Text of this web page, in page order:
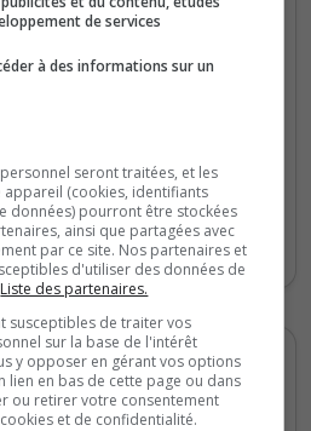
et votre rapidité ;)
de services
à des informations sur un
seront traitées, et les
(cookies, identifiants
données) pourront être stockées
ainsi que partagées avec
par ce site. Nos partenaires et
d'utiliser des données de
Liste des partenaires.
susceptibles de traiter vos
sur la base de l'intérêt
y opposer en gérant vos options
lien en bas de cette page ou dans
ou retirer votre consentement
et de confidentialité.